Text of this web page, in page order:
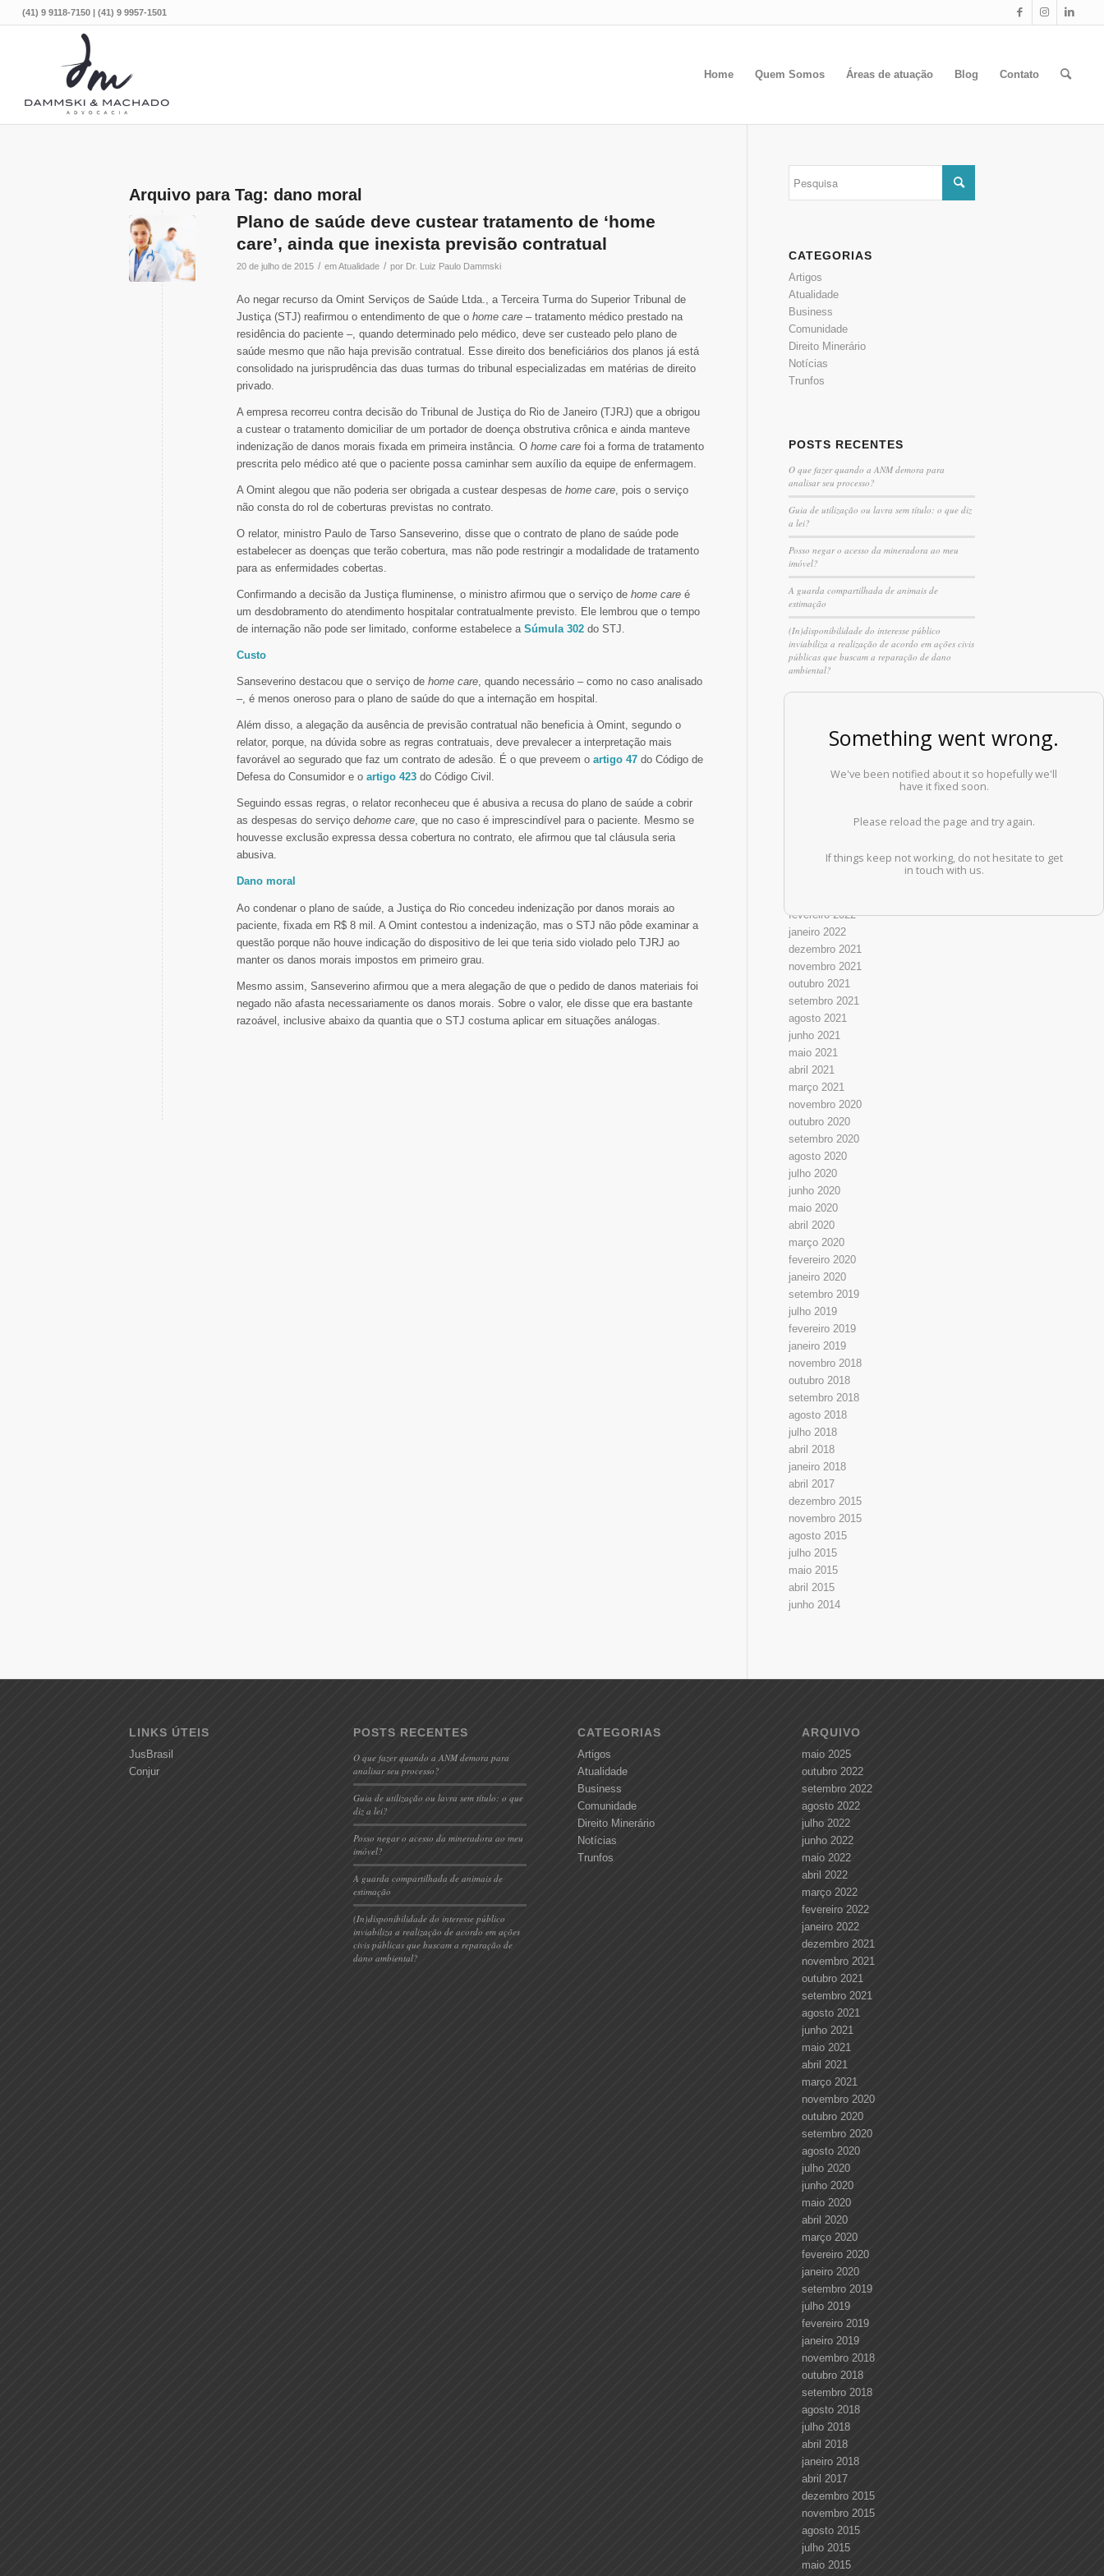
(41) 9 9118-7150 | (41) 9 9957-1501
Home Quem Somos Áreas de atuação Blog Contato
Arquivo para Tag: dano moral
Plano de saúde deve custear tratamento de ‘home
care’, ainda que inexista previsão contratual
20 de julho de 2015 / emAtualidade / por Dr. Luiz Paulo Dammski
Ao negar recurso da Omint Serviços de Saúde Ltda., a Terceira Turma do Superior Tribunal de
Justiça (STJ) reafirmou o entendimento de que o home care – tratamento médico prestado na
residência do paciente –, quando determinado pelo médico, deve ser custeado pelo plano de
saúde mesmo que não haja previsão contratual. Esse direito dos beneficiários dos planos já está
consolidado na jurisprudência das duas turmas do tribunal especializadas em matérias de direito
privado.
A empresa recorreu contra decisão do Tribunal de Justiça do Rio de Janeiro (TJRJ) que a obrigou
a custear o tratamento domiciliar de um portador de doença obstrutiva crônica e ainda manteve
indenização de danos morais fixada em primeira instância. O home care foi a forma de tratamento
prescrita pelo médico até que o paciente possa caminhar sem auxílio da equipe de enfermagem.
A Omint alegou que não poderia ser obrigada a custear despesas de home care, pois o serviço
não consta do rol de coberturas previstas no contrato.
O relator, ministro Paulo de Tarso Sanseverino, disse que o contrato de plano de saúde pode
estabelecer as doenças que terão cobertura, mas não pode restringir a modalidade de tratamento
para as enfermidades cobertas.
Confirmando a decisão da Justiça fluminense, o ministro afirmou que o serviço de home care é
um desdobramento do atendimento hospitalar contratualmente previsto. Ele lembrou que o tempo
de internação não pode ser limitado, conforme estabelece a Súmula 302 do STJ.
Custo
Sanseverino destacou que o serviço de home care, quando necessário – como no caso analisado
–, é menos oneroso para o plano de saúde do que a internação em hospital.
Além disso, a alegação da ausência de previsão contratual não beneficia à Omint, segundo o
relator, porque, na dúvida sobre as regras contratuais, deve prevalecer a interpretação mais
favorável ao segurado que faz um contrato de adesão. É o que preveem o artigo 47 do Código de
Defesa do Consumidor e o artigo 423 do Código Civil.
Seguindo essas regras, o relator reconheceu que é abusiva a recusa do plano de saúde a cobrir
as despesas do serviço dehome care, que no caso é imprescindível para o paciente. Mesmo se
houvesse exclusão expressa dessa cobertura no contrato, ele afirmou que tal cláusula seria
abusiva.
Dano moral
Ao condenar o plano de saúde, a Justiça do Rio concedeu indenização por danos morais ao
paciente, fixada em R$ 8 mil. A Omint contestou a indenização, mas o STJ não pôde examinar a
questão porque não houve indicação do dispositivo de lei que teria sido violado pelo TJRJ ao
manter os danos morais impostos em primeiro grau.
Mesmo assim, Sanseverino afirmou que a mera alegação de que o pedido de danos materiais foi
negado não afasta necessariamente os danos morais. Sobre o valor, ele disse que era bastante
razoável, inclusive abaixo da quantia que o STJ costuma aplicar em situações análogas.
CATEGORIAS
Artigos
Atualidade
Business
Comunidade
Direito Minerário
Notícias
Trunfos
POSTS RECENTES
O que fazer quando a ANM demora para
analisar seu processo?
Guia de utilização ou lavra sem título: o que diz
a lei?
Posso negar o acesso da mineradora ao meu
imóvel?
A guarda compartilhada de animais de
estimação
(In)disponibilidade do interesse público
inviabiliza a realização de acordo em ações civis
públicas que buscam a reparação de dano
ambiental?
ARQUIVOS
outubro 2022
maio 2022
fevereiro 2022
janeiro 2022
dezembro 2021
novembro 2021
outubro 2021
setembro 2021
agosto 2021
junho 2021
maio 2021
abril 2021
março 2021
novembro 2020
outubro 2020
setembro 2020
agosto 2020
julho 2020
junho 2020
maio 2020
abril 2020
março 2020
fevereiro 2020
janeiro 2020
setembro 2019
julho 2019
fevereiro 2019
janeiro 2019
novembro 2018
outubro 2018
setembro 2018
agosto 2018
julho 2018
abril 2018
janeiro 2018
abril 2017
dezembro 2015
novembro 2015
agosto 2015
julho 2015
maio 2015
abril 2015
junho 2014
LINKS ÚTEIS
JusBrasil
Conjur
POSTS RECENTES
O que fazer quando a ANM demora para
analisar seu processo?
Guia de utilização ou lavra sem título: o que
diz a lei?
Posso negar o acesso da mineradora ao meu
imóvel?
A guarda compartilhada de animais de
estimação
(In)disponibilidade do interesse público
inviabiliza a realização de acordo em ações
civis públicas que buscam a reparação de
dano ambiental?
CATEGORIAS
Artigos
Atualidade
Business
Comunidade
Direito Minerário
Notícias
Trunfos
ARQUIVO
maio 2025
outubro 2022
setembro 2022
agosto 2022
julho 2022
junho 2022
maio 2022
abril 2022
março 2022
fevereiro 2022
janeiro 2022
dezembro 2021
novembro 2021
outubro 2021
setembro 2021
agosto 2021
junho 2021
maio 2021
abril 2021
março 2021
novembro 2020
outubro 2020
setembro 2020
agosto 2020
julho 2020
junho 2020
maio 2020
abril 2020
março 2020
fevereiro 2020
janeiro 2020
setembro 2019
julho 2019
fevereiro 2019
janeiro 2019
novembro 2018
outubro 2018
setembro 2018
agosto 2018
julho 2018
abril 2018
janeiro 2018
abril 2017
dezembro 2015
novembro 2015
agosto 2015
julho 2015
maio 2015